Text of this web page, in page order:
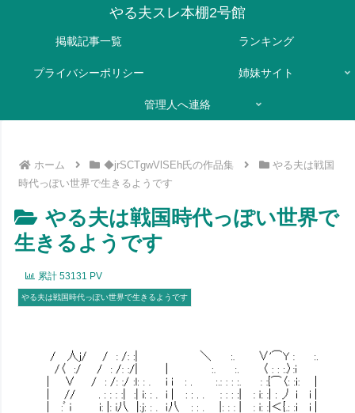
やる夫スレ本棚2号館
掲載記事一覧 ランキング
プライバシーポリシー 姉妹サイト
管理人へ連絡
ホーム ◆jrSCTgwVlSEh氏の作品集
やる夫は戦国
時代っぽい世界で生きるようです
やる夫は戦国時代っぽい世界で
生きるようです
累計 53131 PV
やる夫は戦国時代っぽい世界で生きるようです